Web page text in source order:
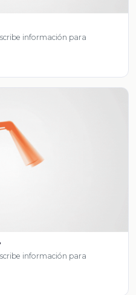
información para
información para